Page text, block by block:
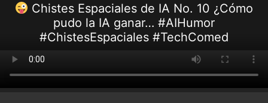
Chistes Espaciales de IA No. 10 ¿Cómo
pudo la IA ganar… #AIHumor
#ChistesEspaciales #TechComed